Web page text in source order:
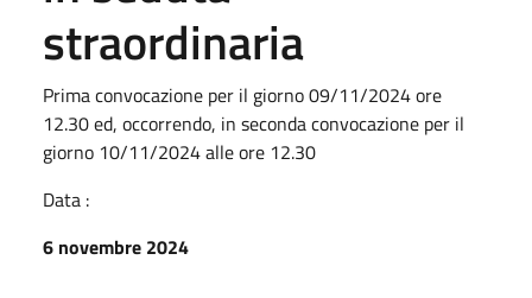
straordinaria
Prima convocazione per il giorno 09/11/2024 ore
12.30 ed, occorrendo, in seconda convocazione per il
giorno 10/11/2024 alle ore 12.30
Data :
6 novembre 2024